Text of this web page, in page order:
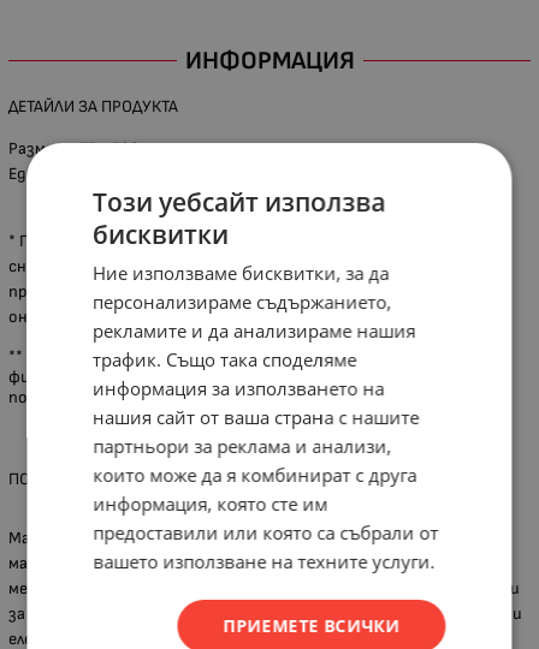
ИНФОРМАЦИЯ
ДЕТАЙЛИ ЗА ПРОДУКТА
Размер - 75 х 533 мм
Едрина - Р100
* При някои артикули са възможни разлики между показаната
снимка и реалния продукт, поради актуализация на дизайна от
производителя или неналичие на каталожна снимка, за което
онлайн магазинът не носи отговорност.
** Вариантите за доставка са до адрес, до офис на куриерска
фирма или от наш обект в град Хасково. Всички наши клиенти
ползват отстъпки за куриерските услуги на Спиди и Еконт.
ПОВЕЧЕ ЗА ГРУПАТА ПРОДУКТИ
Марката Raider на Евромастер Импорт Експорт ООД предлага
машини подходящи за строителство, дървообработване,
металообработване, авто и градинска техника, и консумативи
за тях. Фирмата има лидерска позиция в търговията на ръчни и
електроинструменти в България. Продуктите се отличават с
Този уебсайт използва
бисквитки
Ние използваме бисквитки, за да
персонализираме съдържанието,
рекламите и да анализираме нашия
трафик. Също така споделяме
информация за използването на
нашия сайт от ваша страна с нашите
партньори за реклама и анализи,
които може да я комбинират с друга
информация, която сте им
предоставили или която са събрали от
вашето използване на техните услуги.
ПРИЕМЕТЕ ВСИЧКИ